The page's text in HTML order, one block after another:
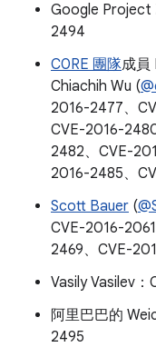
Google Project
2494
C0RE 團隊成員
Chiachih Wu (
2016-2477、
CVE-2016-
2482、CVE-
2016-2485、
Scott Bauer (
CVE-2016-
2469、CVE-
Vasily Vasilev
阿里巴巴的
2495